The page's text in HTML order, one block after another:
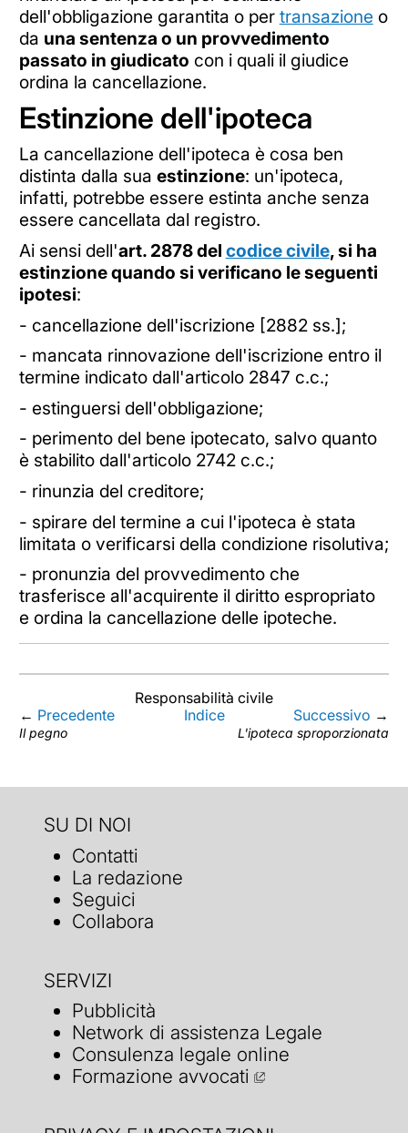
dell'obbligazione garantita o per transazione o
da una sentenza o un provvedimento
passato in giudicato con i quali il giudice
ordina la cancellazione.
Estinzione dell'ipoteca
La cancellazione dell'ipoteca è cosa ben
distinta dalla sua estinzione: un'ipoteca,
infatti, potrebbe essere estinta anche senza
essere cancellata dal registro.
Ai sensi dell'art. 2878 del codice civile, si ha
estinzione quando si verificano le seguenti
ipotesi:
- cancellazione dell'iscrizione [2882 ss.];
- mancata rinnovazione dell'iscrizione entro il
termine indicato dall'articolo 2847 c.c.;
- estinguersi dell'obbligazione;
- perimento del bene ipotecato, salvo quanto
è stabilito dall'articolo 2742 c.c.;
- rinunzia del creditore;
- spirare del termine a cui l'ipoteca è stata
limitata o verificarsi della condizione risolutiva;
- pronunzia del provvedimento che
trasferisce all'acquirente il diritto espropriato
e ordina la cancellazione delle ipoteche.
Responsabilità civile
← Precedente
Il pegno
Indice Successivo →
L'ipoteca sproporzionata
SU DI NOI
Contatti
La redazione
Seguici
Collabora
SERVIZI
Pubblicità
Network di assistenza Legale
Consulenza legale online
Formazione avvocati